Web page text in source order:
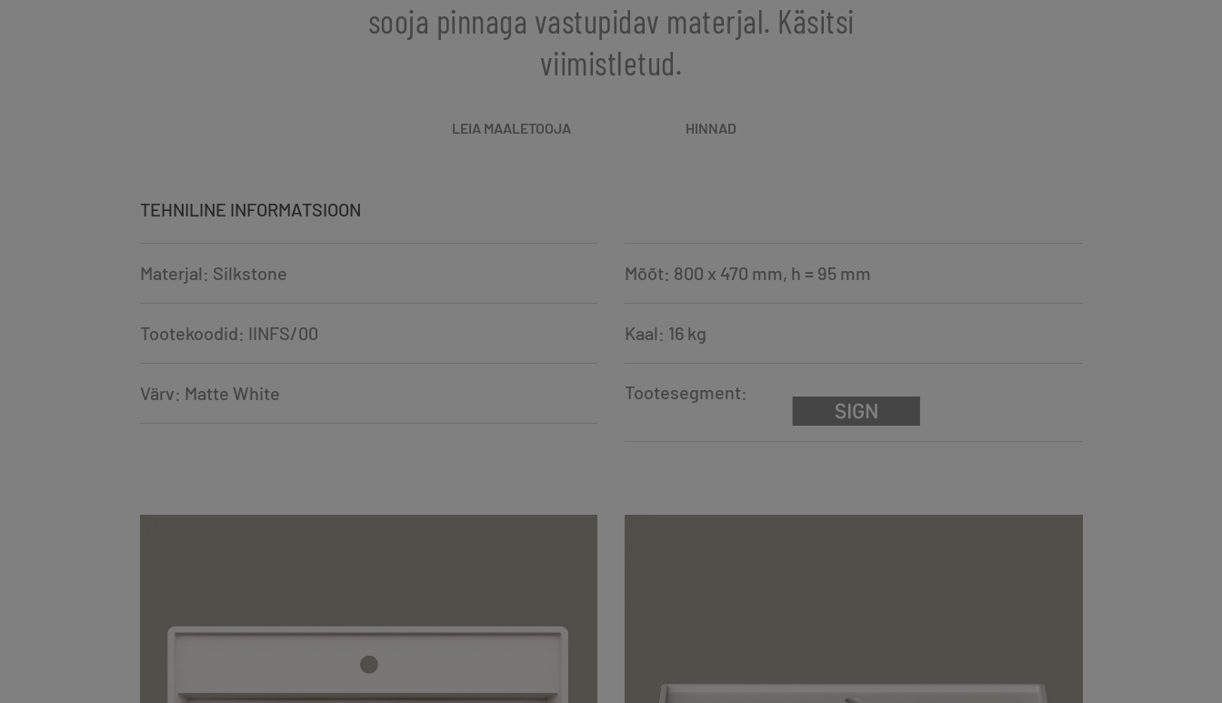
sooja pinnaga vastupidav materjal. Käsitsi
viimistletud.
LEIA MAALETOOJA HINNAD
TEHNILINE INFORMATSIOON
Materjal: Silkstone Mõõt: 800 x 470 mm, h = 95 mm
Tootekoodid: IINFS/00 Kaal: 16 kg
Värv: Matte White Tootesegment: